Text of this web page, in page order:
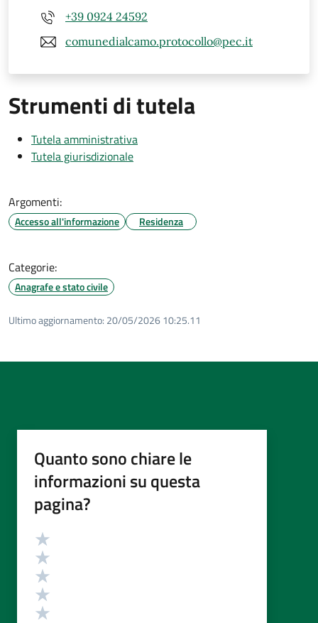
+39 0924 24592
comunedialcamo.protocollo@pec.it
Strumenti di tutela
Tutela amministrativa
Tutela giurisdizionale
Argomenti:
Accesso all'informazione Residenza
Categorie:
Anagrafe e stato civile
Ultimo aggiornamento: 20/05/2026 10:25.11
Quanto sono chiare le
informazioni su questa
pagina?
Valutazione